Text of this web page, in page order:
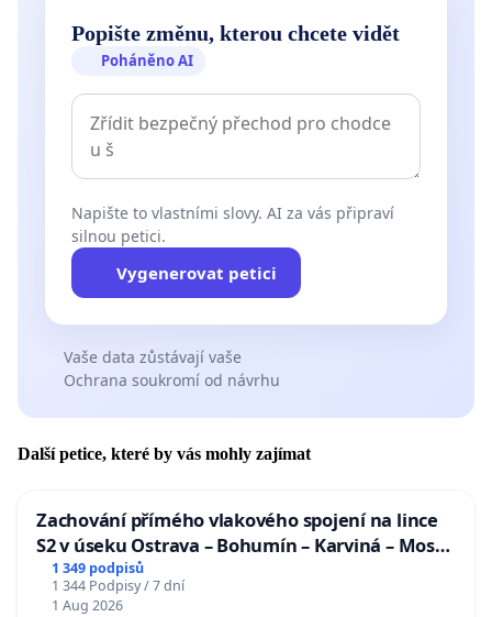
Popište změnu, kterou chcete vidět
Poháněno AI
Napište to vlastními slovy. AI za vás připraví
silnou petici.
Vygenerovat petici
Vaše data zůstávají vaše
Ochrana soukromí od návrhu
Další petice, které by vás mohly zajímat
Zachování přímého vlakového spojení na lince
S2 v úseku Ostrava – Bohumín – Karviná – Mosty
u Jablunkova
1 349 podpisů
1 344 Podpisy / 7 dní
1 Aug 2026